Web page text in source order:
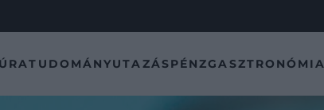
TUDOMÁNYUTAZÁSPÉNZGASZTRONÓMIA